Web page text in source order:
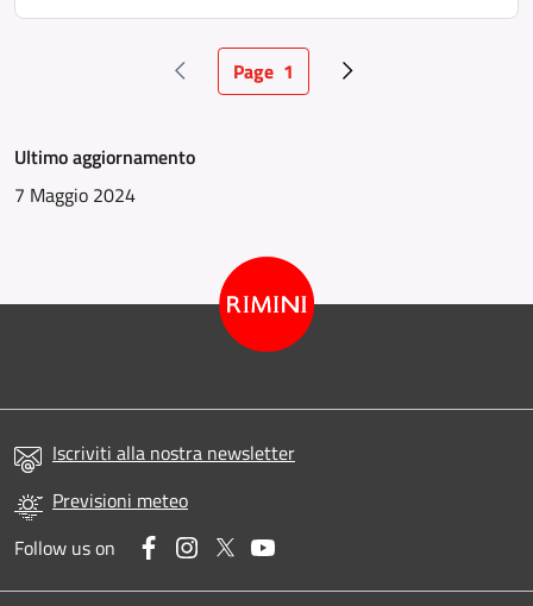
Pagina precedente
Pagina attuale
Page 1 Pagina successiva
Ultimo aggiornamento
7 Maggio 2024
Iscriviti alla nostra newsletter
Previsioni meteo
Follow us on
FacebookInstagram
Twitter